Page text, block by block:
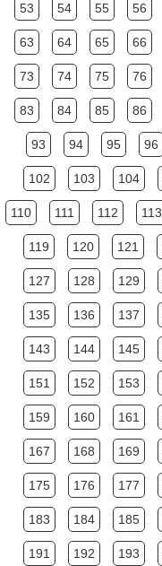
53 54 55 56
63 64 65 66
73 74 75 76
83 84 85 86
93 94 95 96
102 103 104
110 111 112 113
119 120 121
127 128 129
135 136 137
143 144 145
151 152 153
159 160 161
167 168 169
175 176 177
183 184 185
191 192 193